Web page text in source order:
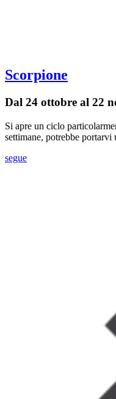
Scorpione
Dal 24 ottobre al 22
Si apre un ciclo
settimane, potrebbe
segue